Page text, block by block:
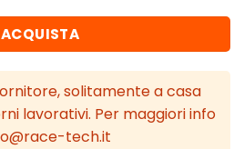
ACQUISTA
solitamente a casa
lavorativi. Per maggiori info
tech.it